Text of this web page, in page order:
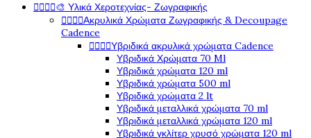
🎨 Υλικά Χεροτεχνίας- Ζωγραφικής
Ακρυλικά Χρώματα Ζωγραφικής & Decoupage
Cadence
Υβριδικά ακρυλικά χρώματα Cadence
Υβριδικά Χρώματα 70 Ml
Υβριδικά χρώματα 120 ml
Υβριδικά χρώματα 500 ml
Υβριδικά χρώματα 2 lt
Υβριδικά μεταλλικά χρώματα 70 ml
Υβριδικά μεταλλικά χρώματα 120 ml
Υβριδικά γκλίτερ χρυσό χρώματα 120 ml